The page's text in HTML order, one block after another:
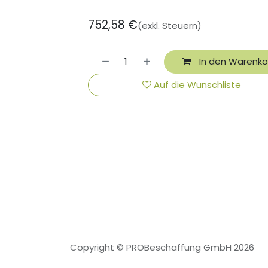
752,58 €(exkl. Steuern)
In den
Auf die Wunschliste
Copyright © PROBeschaffung GmbH 2026